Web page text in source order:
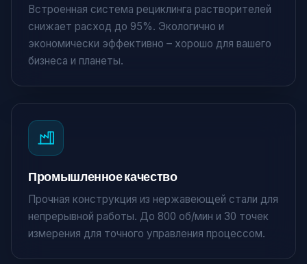
Встроенная система рециклинга растворителей
снижает расход до 95%. Экологично и
экономически эффективно – хорошо для вашего
бизнеса и планеты.
Промышленное качество
Прочная конструкция из нержавеющей стали для
непрерывной работы. До 800 об/мин и 30 точек
измерения для точного управления процессом.